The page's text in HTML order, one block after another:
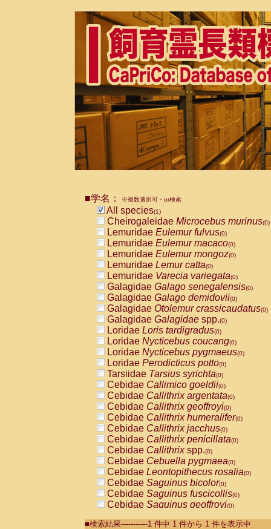
■学名： ※複数選択可・or検索
All species(1)
Cheirogaleidae Microcebus murinus(0)
Lemuridae Eulemur fulvus(0)
Lemuridae Eulemur macaco(0)
Lemuridae Eulemur mongoz(0)
Lemuridae Lemur catta(0)
Lemuridae Varecia variegata(0)
Galagidae Galago senegalensis(0)
Galagidae Galago demidovii(0)
Galagidae Otolemur crassicaudatus(0)
Galagidae Galagidae spp.(0)
Loridae Loris tardigradus(0)
Loridae Nycticebus coucang(0)
Loridae Nycticebus pygmaeus(0)
Loridae Perodicticus potto(0)
Tarsiidae Tarsius syrichta(0)
Cebidae Callimico goeldii(0)
Cebidae Callithrix argentata(0)
Cebidae Callithrix geoffroyi(0)
Cebidae Callithrix humeralifer(0)
Cebidae Callithrix jacchus(0)
Cebidae Callithrix penicillata(0)
Cebidae Callithrixspp.(0)
Cebidae Cebuella pygmaea(0)
Cebidae Leontopithecus rosalia(0)
Cebidae Saguinus bicolor(0)
Cebidae Saguinus fuscicollis(0)
Cebidae Saguinus geoffroyi(0)
CebidaeSaguinus labiatus(0)
■検索結果-----------1 件中 1 件から 1 件を表示中